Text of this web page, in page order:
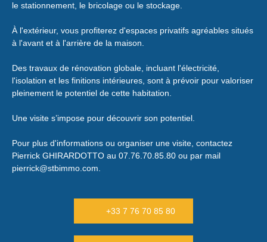
le stationnement, le bricolage ou le stockage.
À l'extérieur, vous profiterez d'espaces privatifs agréables situés
à l'avant et à l'arrière de la maison.
Des travaux de rénovation globale, incluant l'électricité,
l'isolation et les finitions intérieures, sont à prévoir pour valoriser
pleinement le potentiel de cette habitation.
Une visite s’impose pour découvrir son potentiel.
Pour plus d'informations ou organiser une visite, contactez
Pierrick GHIRARDOTTO au 07.76.70.85.80 ou par mail
pierrick@stbimmo.com.
+33 7 76 70 85 80